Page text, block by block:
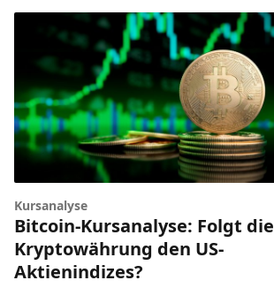
Kursanalyse
Bitcoin-Kursanalyse: Folgt die
Kryptowährung den US-
Aktienindizes?